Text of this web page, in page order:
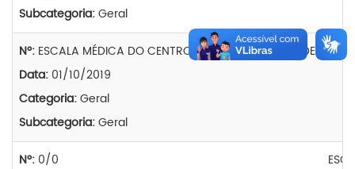
Subcategoria:Geral
Nº: ESCALA MÉDICA DO CENTRO PREVENTIVO DE SAÚDE
Data: 01/10/2019
Categoria:Geral
Subcategoria:Geral
Nº: 0/0